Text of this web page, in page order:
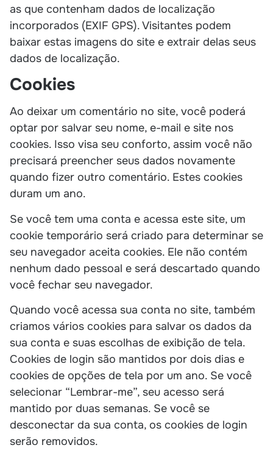
as que contenham dados de localização
incorporados (EXIF GPS). Visitantes podem
baixar estas imagens do site e extrair delas seus
dados de localização.
Cookies
Ao deixar um comentário no site, você poderá
optar por salvar seu nome, e-mail e site nos
cookies. Isso visa seu conforto, assim você não
precisará preencher seus dados novamente
quando fizer outro comentário. Estes cookies
duram um ano.
Se você tem uma conta e acessa este site, um
cookie temporário será criado para determinar se
seu navegador aceita cookies. Ele não contém
nenhum dado pessoal e será descartado quando
você fechar seu navegador.
Quando você acessa sua conta no site, também
criamos vários cookies para salvar os dados da
sua conta e suas escolhas de exibição de tela.
Cookies de login são mantidos por dois dias e
cookies de opções de tela por um ano. Se você
selecionar “Lembrar-me”, seu acesso será
mantido por duas semanas. Se você se
desconectar da sua conta, os cookies de login
serão removidos.